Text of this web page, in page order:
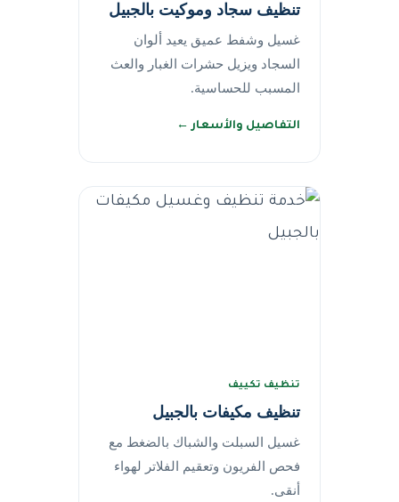
تنظيف سجاد وموكيت بالجبيل
غسيل وشفط عميق يعيد ألوان
السجاد ويزيل حشرات الغبار والعث
المسبب للحساسية.
التفاصيل والأسعار ←
تنظيف تكييف
تنظيف مكيفات بالجبيل
غسيل السبلت والشباك بالضغط مع
فحص الفريون وتعقيم الفلاتر لهواء
أنقى.